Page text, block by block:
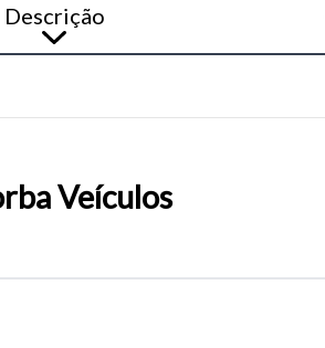
Descrição
Veículos